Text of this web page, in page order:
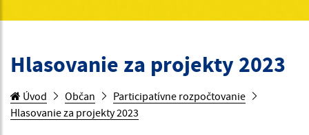
Hlasovanie za projekty 2023
Úvod Občan
Participatívne rozpočtovanie
Hlasovanie za projekty 2023